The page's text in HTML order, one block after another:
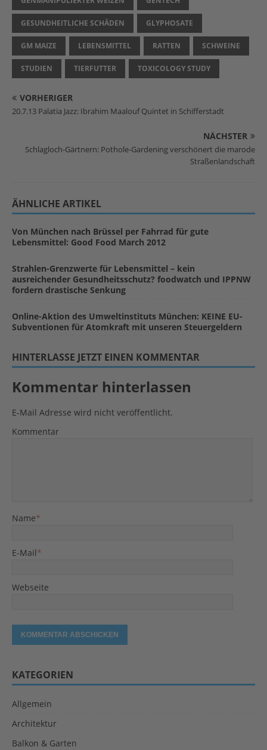
GESUNDHEITLICHE SCHÄDEN GLYPHOSATE
GM MAIZE LEBENSMITTEL RATTEN SCHWEINE
STUDIEN TIERFUTTER TOXICOLOGY STUDY
VORHERIGER
20.7.13 Palatia Jazz: Ibrahim Maalouf Quintet in Schifferstadt
NÄCHSTER
Schlagloch-Gärtnern: Pothole-Gardening verschönert die marode
Straßenlandschaft
ÄHNLICHE ARTIKEL
Von München nach Brüssel per Fahrrad für gute
Lebensmittel: Good Food March 2012
Strahlen-Grenzwerte für Lebensmittel – kein
ausreichender Gesundheitsschutz? foodwatch und IPPNW
fordern drastische Senkung
Online-Aktion des Umweltinstituts München: KEINE EU-
Subventionen für Atomkraft mit unseren Steuergeldern
HINTERLASSE JETZT EINEN KOMMENTAR
Kommentar hinterlassen
E-Mail Adresse wird nicht veröffentlicht.
Kommentar
Name*
E-Mail*
Webseite
KATEGORIEN
Allgemein
Architektur
Balkon & Garten